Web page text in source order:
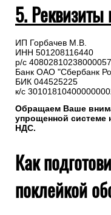
5.
ИП Горбачев М.В.
ИНН 501208116440
р/с
Банк ОАО "Сбербанк
БИК 044525225
к/с
Обращаем Ваше
упрощенной системе
НДС.
Как
поклейкой